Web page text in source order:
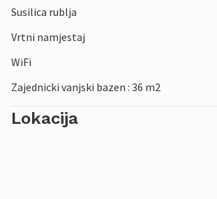
Susilica rublja
Vrtni namjestaj
WiFi
Zajednicki vanjski bazen : 36 m2
Lokacija